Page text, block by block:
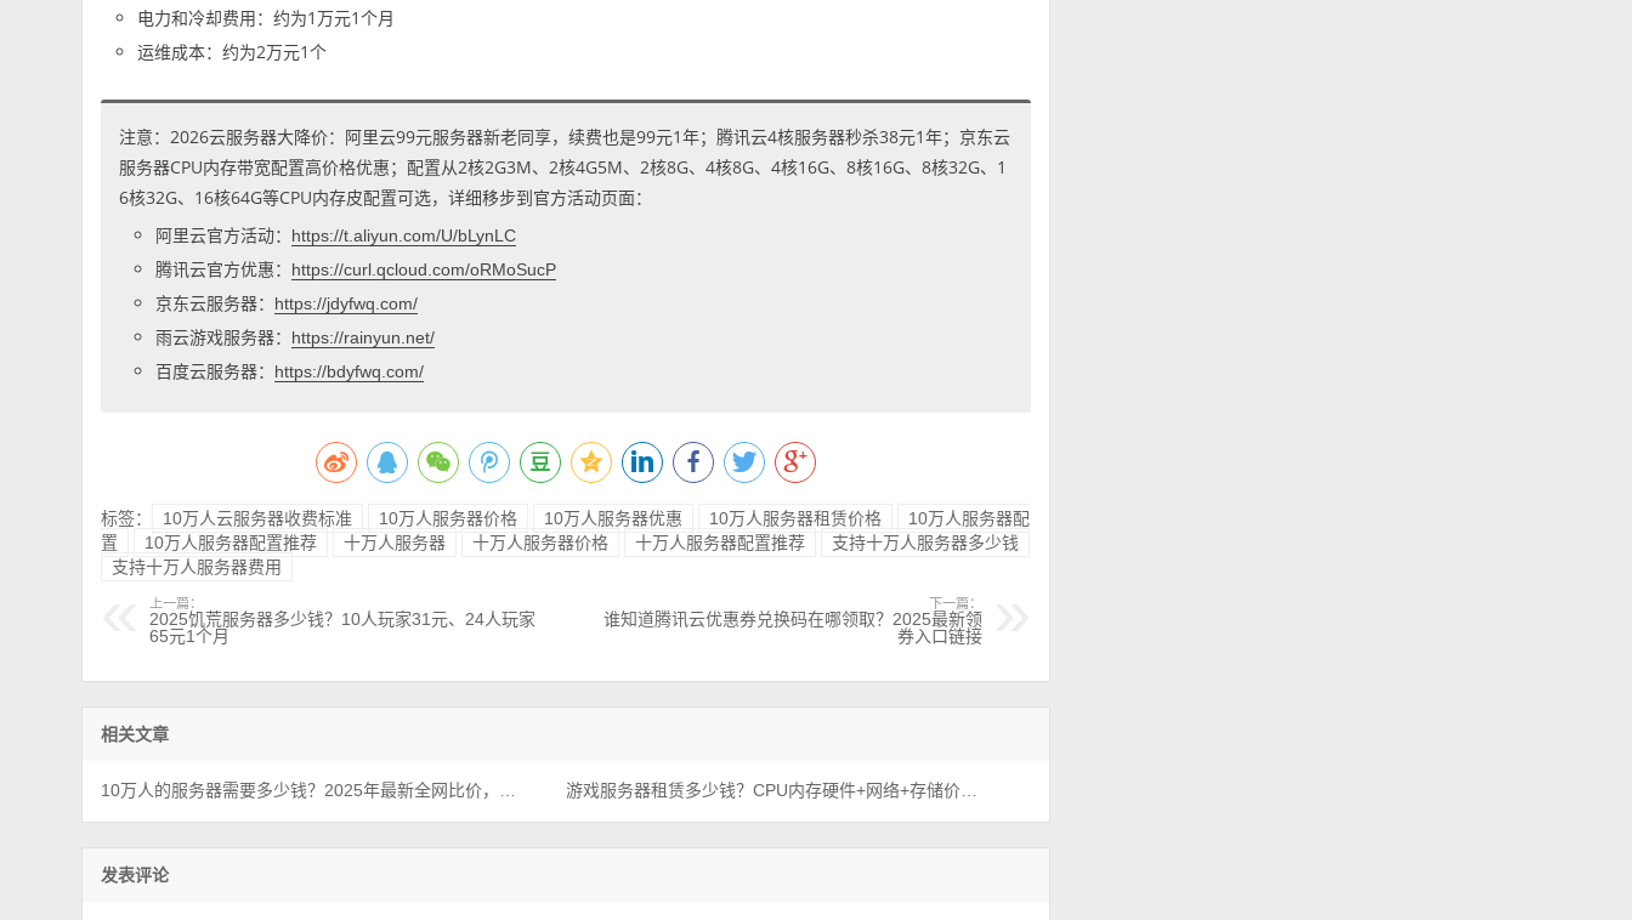
电力和冷却费用：约为1万元1个月
运维成本：约为2万元1个
注意：2026云服务器大降价：阿里云99元服务器新老同享，续费也是99元1年；腾讯云4核服务器秒杀38元1年；京东云
服务器CPU内存带宽配置高价格优惠；配置从2核2G3M、2核4G5M、2核8G、4核8G、4核16G、8核16G、8核32G、1
6核32G、16核64G等CPU内存皮配置可选，详细移步到官方活动页面：
阿里云官方活动：
https://t.aliyun.com/U/bLynLC
腾讯云官方优惠： https://curl.qcloud.com/oRMoSucP
京东云服务器： https://jdyfwq.com/
雨云游戏服务器： https://rainyun.net/
百度云服务器： https://bdyfwq.com/
标签： 10万人云服务器收费标准 10万人服务器价格 10万人服务器优惠 10万人服务器租赁价格
10万人服务器配
置
10万人服务器配置推荐 十万人服务器 十万人服务器价格 十万人服务器配置推荐
支持十万人服务器多少钱
支持十万人服务器费用
上一篇：
2025饥荒服务器多少钱？10人玩家31元、24人玩家
65元1个月
下一篇：
谁知道腾讯云优惠券兑换码在哪领取？2025最新领
券入口链接
相关文章
发表评论